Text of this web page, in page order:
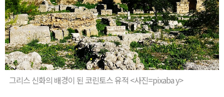
그리스 신화의 배경이 된 코린토스 유적 <사진=pixaba y>